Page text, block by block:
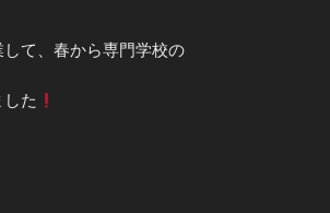
て、春から専門学校の
た